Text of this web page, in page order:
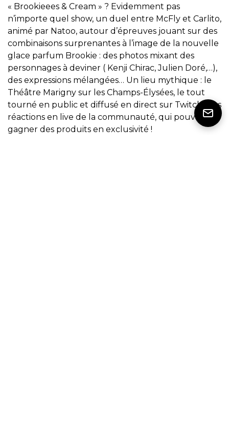
« Brookieees & Cream » ? Evidemment pas
n’importe quel show, un duel entre McFly et Carlito,
animé par Natoo, autour d’épreuves jouant sur des
combinaisons surprenantes à l’image de la nouvelle
glace parfum Brookie : des photos mixant des
personnages à deviner ( Kenji Chirac, Julien Doré,…),
des expressions mélangées… Un lieu mythique : le
Théâtre Marigny sur les Champs-Élysées, le tout
tourné en public et diffusé en direct sur Twitch. Des
réactions en live de la communauté, qui pouvait
gagner des produits en exclusivité !